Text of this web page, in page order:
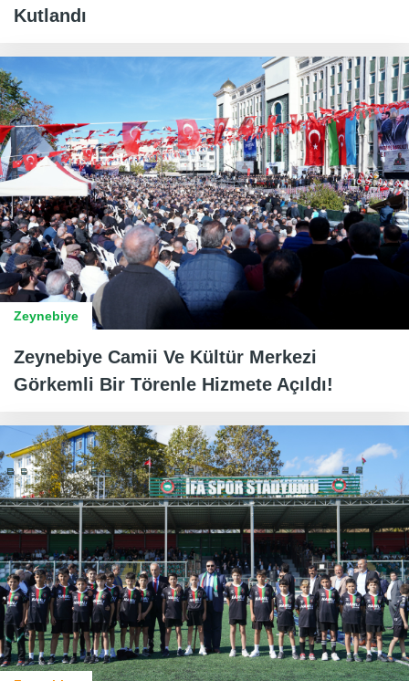
Kutlandı
Zeynebiye
Zeynebiye Camii Ve Kültür Merkezi
Görkemli Bir Törenle Hizmete Açıldı!